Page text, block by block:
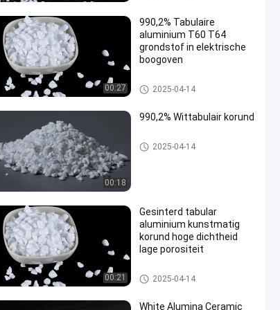
00:27
990,2% Tabulaire
aluminium T60 T64
grondstof in elektrische
boogoven
Alumina in tabelvorm
2025-04-14
00:18
990,2% Wittabulair korund
Alumina in tabelvorm
2025-04-14
00:21
Gesinterd tabular
aluminium kunstmatig
korund hoge dichtheid
lage porositeit
Alumina in tabelvorm
2025-04-14
White Alumina Ceramic